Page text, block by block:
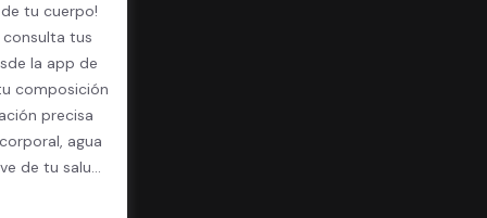
tu cuerpo!
tus
la app de
composición
precisa
agua
de tu salud